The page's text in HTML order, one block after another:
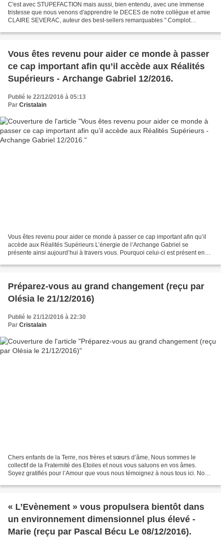
C'est avec STUPEFACTION mais aussi, bien entendu, avec une immense
tristesse que nous venons d'apprendre le DECES de notre collègue et amie
CLAIRE SEVERAC, auteur des best-sellers remarquables " Complot
Vous êtes revenu pour aider ce monde à passer
ce cap important afin qu’il accède aux Réalités
Supérieurs - Archange Gabriel 12/2016.
Publié le 22/12/2016 à 05:13
Par Cristalain
Vous êtes revenu pour aider ce monde à passer ce cap important afin qu’il
accède aux Réalités Supérieurs L’énergie de l’Archange Gabriel se
présente ainsi aujourd’hui à travers vous. Pourquoi celui-ci est présent en
Préparez-vous au grand changement (reçu par
Olésia le 21/12/2016)
Publié le 21/12/2016 à 22:30
Par Cristalain
Chers enfants de la Terre, nos frères et sœurs d’âme, Nous sommes le
collectif de la Fraternité des Etoiles et nous vous saluons en vos âmes.
Soyez gratifiés pour l’Amour que vous nous témoignez à nous tous ici. Nous
« L’Evènement » vous propulsera bientôt dans
un environnement dimensionnel plus élevé -
Marie (reçu par Pascal Bécu Le 08/12/2016).